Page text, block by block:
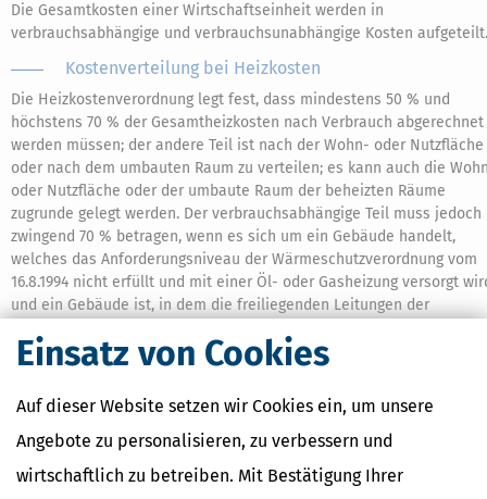
Einsatz von Cookies
Auf dieser Website setzen wir Cookies ein, um unsere
Angebote zu personalisieren, zu verbessern und
wirtschaftlich zu betreiben. Mit Bestätigung Ihrer
Die Gesamtkosten einer Wirtschaftseinheit werden in
verbrauchsabhängige und verbrauchsunabhängige Kosten aufgeteilt.
Kostenverteilung bei Heizkosten
Die Heizkostenverordnung legt fest, dass mindestens 50 % und
höchstens 70 % der Gesamtheizkosten nach Verbrauch abgerechnet
werden müssen; der andere Teil ist nach der Wohn- oder Nutzfläche
oder nach dem umbauten Raum zu verteilen; es kann auch die
oder Nutzfläche oder der umbaute Raum der beheizten Räume
zugrunde gelegt werden. Der verbrauchsabhängige Teil muss jedoch
zwingend 70 % betragen, wenn es sich um ein Gebäude handelt,
welches das Anforderungsniveau der Wärmeschutzverordnung vom
16.8.1994 nicht erfüllt und mit einer Öl- oder Gasheizung versorgt
und ein Gebäude ist, in dem die freiliegenden Leitungen der
Kostenverteilung bei Warmwasserversorgung
Es muss zwischen getrennten und verbundenen Anlagen
unterschieden werden.
Getrennte Anlagen sind solche, die unabhängig von der
betrieben werden. Bei diesen Anlagen sind von den Kosten des